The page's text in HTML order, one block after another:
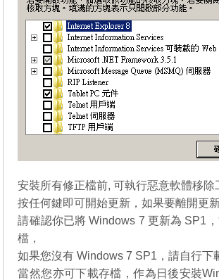
安裝所有修正檔前, 可執行惡意軟體移除
按任何鍵即可開始更新，如果要離開更
請確認你已將 Windows 7 更新為 SP1
檔，
如果您沒有Windows 7 SP1 ，請自行下
當然您亦可下載存檔，作為日後安裝